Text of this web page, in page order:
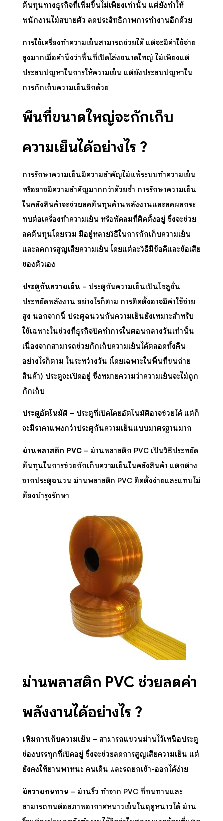
ต้นทุนทางธุรกิจที่เพิ่มขึ้นไม่เพียงเท่านั้น แต่ยังทำให้
พนักงานไม่สบายตัว ลดประสิทธิภาพการทำงานอีกด้วย
การใช้เครื่องทำความเย็นสามารถช่วยได้ แต่จะมีค่าใช้จ่าย
สูงมากเมื่อคำนึงว่าพื้นที่เปิดโล่งขนาดใหญ่ ไม่เพียงแต่
ประสบปัญหาในการให้ความเย็น แต่ยังประสบปัญหาใน
การกักเก็บความเย็นอีกด้วย
พื้นที่ขนาดใหญ่จะกักเก็บ
ความเย็นได้อย่างไร ?
การรักษาความเย็นมีความสำคัญไม่แพ้ระบบทำความเย็น
หรืออาจมีความสำคัญมากกว่าด้วยซ้ำ การรักษาความเย็น
ในคลังสินค้าจะช่วยลดต้นทุนด้านพลังงานและลดผลกระ
ทบต่อเครื่องทำความเย็น หรือพัดลมที่ติดตั้งอยู่ ซึ่งจะช่วย
ลดต้นทุนโดยรวม มีอยู่หลายวิธีในการกักเก็บความเย็น
และลดการสูญเสียความเย็น โดยแต่ละวิธีมีข้อดีและข้อเสีย
ของตัวเอง
ประตูกันความเย็น – ประตูกันความเย็นเป็นโซลูชั่น
ประหยัดพลังงาน อย่างไรก็ตาม การติดตั้งอาจมีค่าใช้จ่าย
สูง นอกจากนี้ ประตูฉนวนกันความเย็นยังเหมาะสำหรับ
ใช้เฉพาะในช่วงที่ธุรกิจปิดทำการในตอนกลางวันเท่านั้น
เนื่องจากสามารถช่วยกักเก็บความเย็นได้ตลอดทั้งคืน
อย่างไรก็ตาม ในระหว่างวัน (โดยเฉพาะในพื้นที่ขนถ่าย
สินค้า) ประตูจะเปิดอยู่ ซึ่งหมายความว่าความเย็นจะไม่ถูก
กักเก็บ
ประตูอัตโนมัติ – ประตูที่เปิดโดยอัตโนมัติอาจช่วยได้ แต่ก็
จะมีราคาแพงกว่าประตูกันความเย็นแบบมาตรฐานมาก
ม่านพลาสติก PVC– ม่านพลาสติก PVCเป็นวิธีประหยัด
ต้นทุนในการช่วยกักเก็บความเย็นในคลังสินค้า แตกต่าง
จากประตูฉนวน ม่านพลาสติก PVCติดตั้งง่ายและแทบไม่
ต้องบำรุงรักษา
ม่านพลาสติก PVC ช่วยลดค่า
พลังงานได้อย่างไร ?
เพิ่มการเก็บความเย็น – สามารถแขวนม่านไว้เหนือประตู
ช่องบรรทุกที่เปิดอยู่ ซึ่งจะช่วยลดการสูญเสียความเย็น แต่
ยังคงให้ยานพาหนะ คนเดิน และรถยกเข้า-ออกได้ง่าย
มีความทนทาน – ม่านริ้ว ทำจาก PVC ที่ทนทานและ
สามารถทนต่อสภาพอากาศหนาวเย็นในฤดูหนาวได้ ม่าน